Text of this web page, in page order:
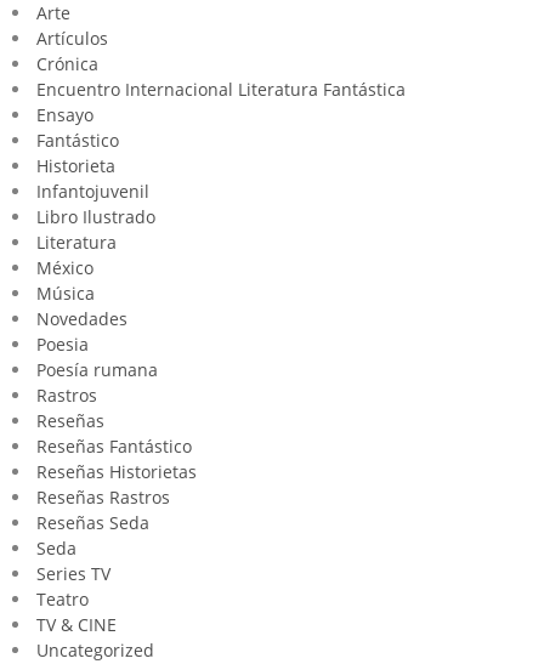
Arte
Artículos
Crónica
Encuentro Internacional Literatura Fantástica
Ensayo
Fantástico
Historieta
Infantojuvenil
Libro Ilustrado
Literatura
México
Música
Novedades
Poesia
Poesía rumana
Rastros
Reseñas
Reseñas Fantástico
Reseñas Historietas
Reseñas Rastros
Reseñas Seda
Seda
Series TV
Teatro
TV & CINE
Uncategorized